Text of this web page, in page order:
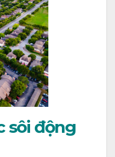
sôi động